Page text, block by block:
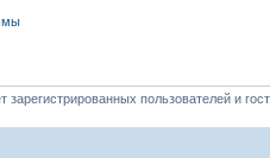
пользователей и